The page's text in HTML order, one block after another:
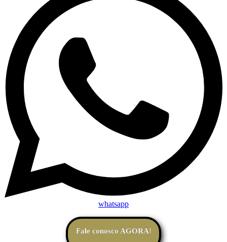
whatsapp
Fale conosco AGORA!